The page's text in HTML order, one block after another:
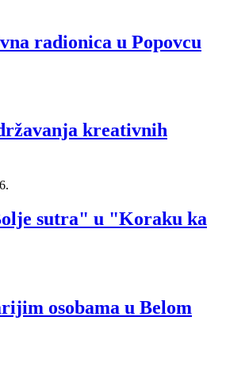
radionica u Popovcu
kreativnih
sutra" u "Koraku ka
osobama u Belom